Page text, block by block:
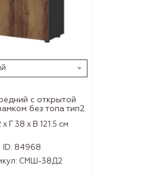
с открытой
без топа тип2
Г 38 x В 121.5 см
ID: 84968
СМШ-38Д2